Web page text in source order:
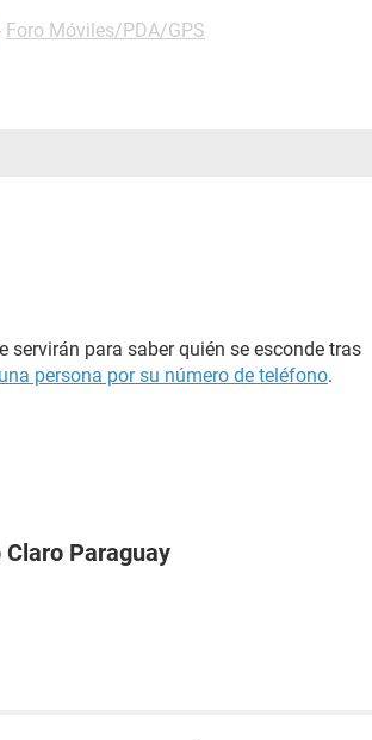
Foro Móviles/PDA/GPS
servirán para saber quién se esconde tras
persona por su número de teléfono.
Paraguay